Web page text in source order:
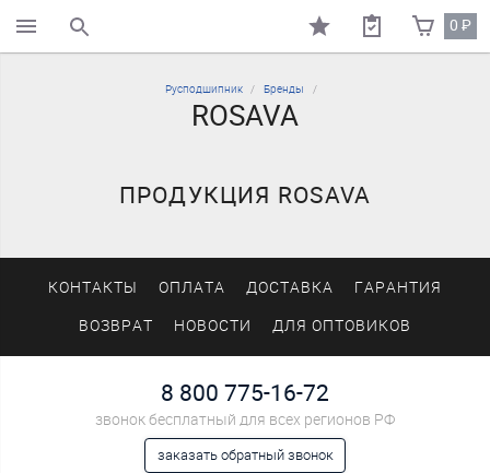
поиск по каталогу 0₽
Русподшипник Бренды
ROSAVA
ПРОДУКЦИЯ ROSAVA
КОНТАКТЫ ОПЛАТА ДОСТАВКА ГАРАНТИЯ
ВОЗВРАТ НОВОСТИ ДЛЯ ОПТОВИКОВ
8 800 775-16-72
звонок бесплатный для всех регионов РФ
заказать обратный звонок